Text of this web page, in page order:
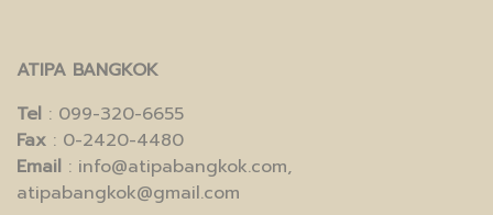
ATIPA BANGKOK
Tel : 099-320-6655
Fax : 0-2420-4480
Email : info@atipabangkok.com,
atipabangkok@gmail.com